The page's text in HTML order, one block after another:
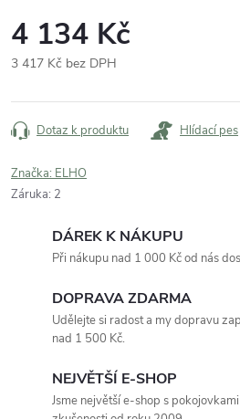
4 134 Kč
3 417 Kč bez DPH
cena:
Dotaz k produktu Hlídací pes
Značka: ELHO
Záruka: 2
DÁREK K NÁKUPU
Při nákupu nad 1 000 Kč od nás
DOPRAVA ZDARMA
Udělejte si radost a my dopravu
nad 1 500 Kč.
NEJVĚTŠÍ E-SHOP
Jsme největší e-shop s